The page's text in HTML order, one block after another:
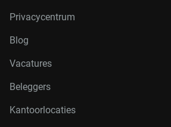
Privacycentrum
Blog
Vacatures
Beleggers
Kantoorlocaties